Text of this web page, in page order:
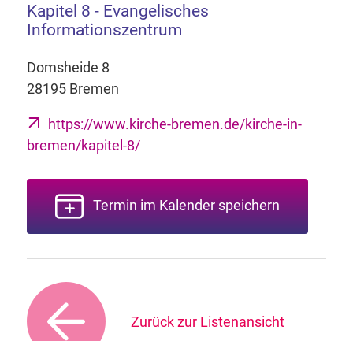
Kapitel 8 - Evangelisches
Informationszentrum
Domsheide 8
28195 Bremen
https://www.kirche-bremen.de/kirche-in-
bremen/kapitel-8/
Termin im Kalender speichern
Zurück zur Listenansicht